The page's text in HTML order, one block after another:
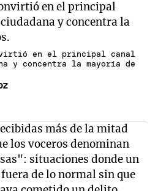
en el principal canal
y concentra la mayoría de
más de la mitad
los voceros denominan
situaciones donde un
de lo normal sin que